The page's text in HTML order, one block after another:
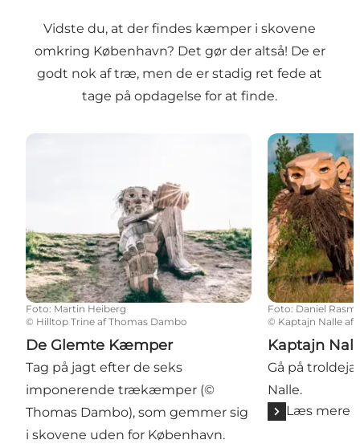
Vidste du, at der findes kæmper i skovene
omkring København? Det gør der altså! De er
godt nok af træ, men de er stadig ret fede at
tage på opdagelse for at finde.
Foto: Martin Heiberg
© Hilltop Trine af Thomas Dambo
De Glemte Kæmper
Tag på jagt efter de seks
imponerende trækæmper (©
Thomas Dambo), som gemmer sig
i skovene uden for København.
Kaptajn Nalle
Foto: Daniel
© Kaptajn Nalle af
Kaptajn
Gå på
Nalle.
Læs mere